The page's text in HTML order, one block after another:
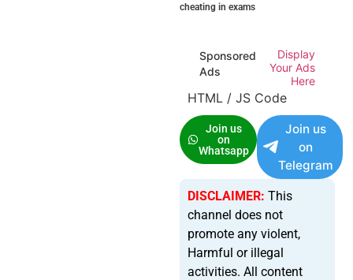
cheating in exams
Sponsored
Ads
Display
Your Ads
Here
HTML / JS Code
Join us
on
Whatsapp
Join us
on
Telegram
DISCLAIMER: This
channel does not
promote any violent,
Harmful or illegal
activities. All content